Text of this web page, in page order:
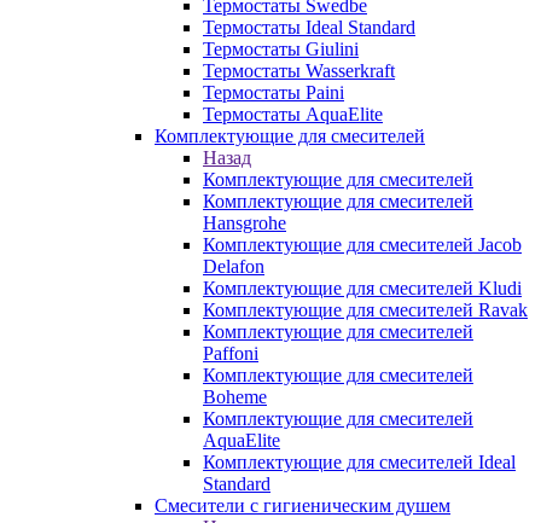
Термостаты Swedbe
Термостаты Ideal Standard
Термостаты Giulini
Термостаты Wasserkraft
Термостаты Paini
Термостаты AquaElite
Комплектующие для смесителей
Назад
Комплектующие для смесителей
Комплектующие для смесителей
Hansgrohe
Комплектующие для смесителей Jacob
Delafon
Комплектующие для смесителей Kludi
Комплектующие для смесителей Ravak
Комплектующие для смесителей
Paffoni
Комплектующие для смесителей
Boheme
Комплектующие для смесителей
AquaElite
Комплектующие для смесителей Ideal
Standard
Смесители с гигиеническим душем